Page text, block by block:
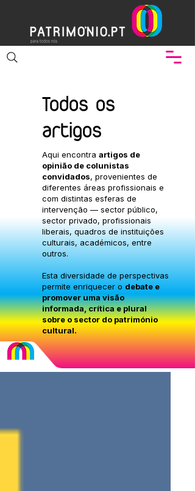
Todos os
artigos
Aqui encontra artigos de
opinião de colunistas
convidados, provenientes de
diferentes áreas profissionais e
com distintas esferas de
intervenção — sector público,
sector privado, profissionais
liberais, quadros de instituições
culturais, académicos, entre
outros.
Esta diversidade de perspectivas
permite enriquecer o debate e
promover uma visão
informada, crítica e plural
sobre o sector do património
cultural.